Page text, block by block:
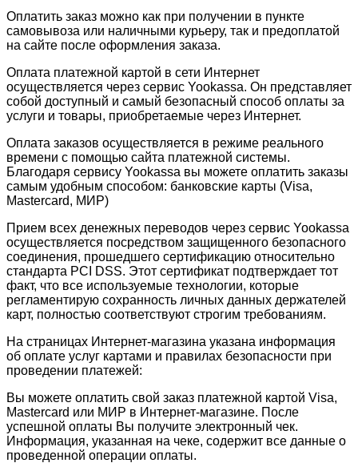
Оплатить заказ можно как при получении в пункте
самовывоза или наличными курьеру, так и предоплатой
на сайте после оформления заказа.
Оплата платежной картой в сети Интернет
осуществляется через сервис Yookassa. Он представляет
собой доступный и самый безопасный способ оплаты за
услуги и товары, приобретаемые через Интернет.
Оплата заказов осуществляется в режиме реального
времени с помощью сайта платежной системы.
Благодаря сервису Yookassa вы можете оплатить заказы
самым удобным способом: банковские карты (Visa,
Mastercard, МИР)
Прием всех денежных переводов через сервис Yookassa
осуществляется посредством защищенного безопасного
соединения, прошедшего сертификацию относительно
стандарта PCI DSS. Этот сертификат подтверждает тот
факт, что все используемые технологии, которые
регламентирую сохранность личных данных держателей
карт, полностью соответствуют строгим требованиям.
На страницах Интернет-магазина указана информация
об оплате услуг картами и правилах безопасности при
проведении платежей:
Вы можете оплатить свой заказ платежной картой Visa,
Mastercard или МИР в Интернет-магазине. После
успешной оплаты Вы получите электронный чек.
Информация, указанная на чеке, содержит все данные о
проведенной операции оплаты.